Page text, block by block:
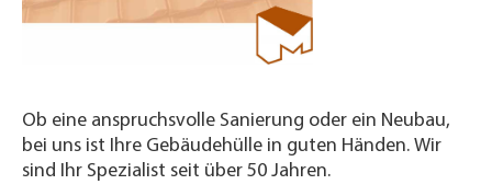
Ob eine anspruchsvolle Sanierung oder ein Neubau,
bei uns ist Ihre Gebäudehülle in guten Händen. Wir
sind Ihr Spezialist seit über 50 Jahren.